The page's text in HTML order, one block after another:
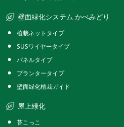
壁面緑化システム かべみどり
植栽ネットタイプ
SUSワイヤータイプ
パネルタイプ
プランタータイプ
壁面緑化植栽ガイド
屋上緑化
苔こっこ